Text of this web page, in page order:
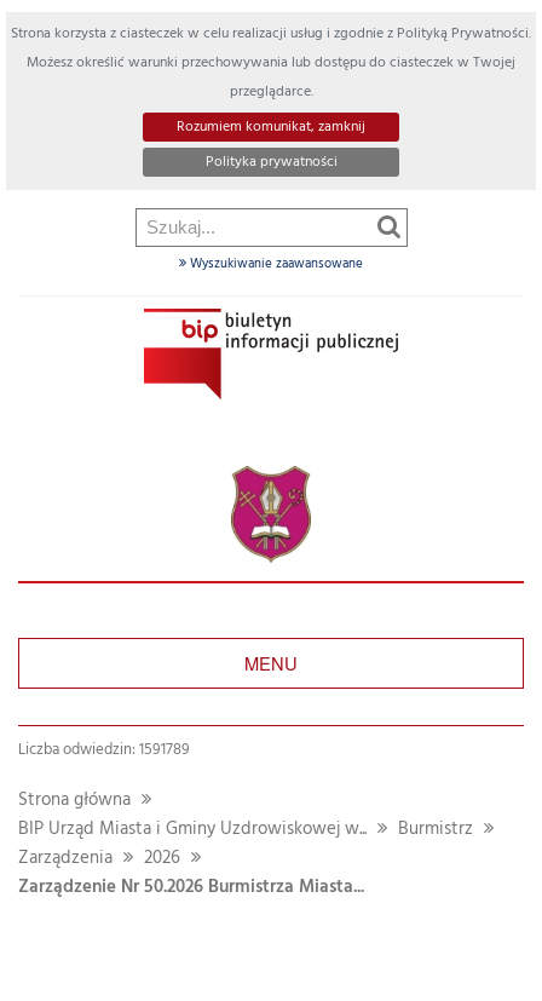
Strona korzysta z ciasteczek w celu realizacji usług i zgodnie z Polityką Prywatności.
Możesz określić warunki przechowywania lub dostępu do ciasteczek w Twojej
przeglądarce.
Rozumiem komunikat, zamknij
Polityka prywatności
Wyszukiwanie zaawansowane
MENU
Liczba odwiedzin: 1591789
Strona główna
BIP Urząd Miasta i Gminy Uzdrowiskowej w...
Burmistrz
Zarządzenia
2026
Zarządzenie Nr 50.2026 Burmistrza Miasta...